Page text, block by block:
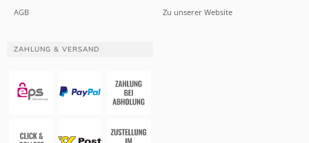
AGB
Zu unserer Website
ZAHLUNG & VERSAND